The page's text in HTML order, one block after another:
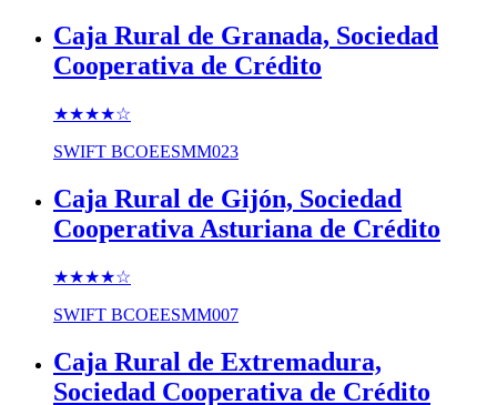
Caja Rural de Granada, Sociedad
Cooperativa de Crédito
★★★★☆
SWIFT BCOEESMM023
Caja Rural de Gijón, Sociedad
Cooperativa Asturiana de Crédito
★★★★☆
SWIFT BCOEESMM007
Caja Rural de Extremadura,
Sociedad Cooperativa de Crédito